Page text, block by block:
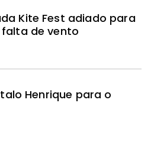
Kite Fest adiado para
de vento
Henrique para o